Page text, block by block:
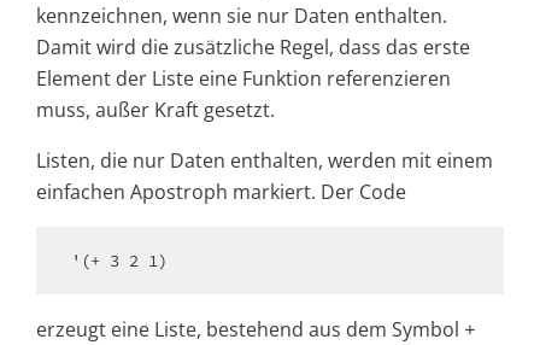
kennzeichnen, wenn sie nur Daten enthalten.
Damit wird die zusätzliche Regel, dass das erste
Element der Liste eine Funktion referenzieren
muss, außer Kraft gesetzt.
Listen, die nur Daten enthalten, werden mit einem
einfachen Apostroph markiert. Der Code
'(+ 3 2 1)
erzeugt eine Liste, bestehend aus dem Symbol +